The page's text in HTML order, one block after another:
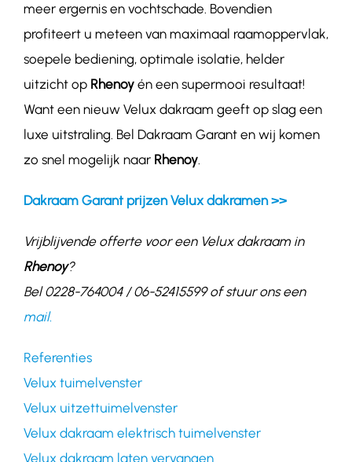
meer ergernis en vochtschade. Bovendien
profiteert u meteen van maximaal raamoppervlak,
soepele bediening, optimale isolatie, helder
uitzicht op Rhenoyén een supermooi resultaat!
Want een nieuw Velux dakraam geeft op slag een
luxe uitstraling. Bel Dakraam Garant en wij komen
zo snel mogelijk naar Rhenoy.
Dakraam Garant prijzen Velux dakramen >>
Vrijblijvende offerte voor een Velux dakraam in
Rhenoy?
Bel 0228-764004 / 06-52415599 of stuur ons een
mail.
Referenties
Velux tuimelvenster
Velux uitzettuimelvenster
Velux dakraam elektrisch tuimelvenster
Velux dakraam laten vervangen